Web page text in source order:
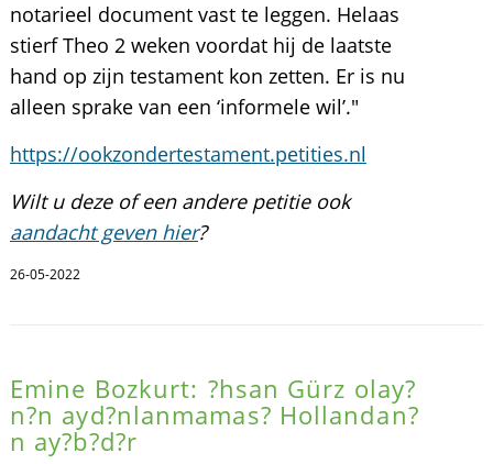
notarieel document vast te leggen. Helaas
stierf Theo 2 weken voordat hij de laatste
hand op zijn testament kon zetten. Er is nu
alleen sprake van een ‘informele wil’."
https://ookzondertestament.petities.nl
Wilt u deze of een andere petitie ook
aandacht geven hier?
26-05-2022
Emine Bozkurt: ?hsan Gürz olay?
n?n ayd?nlanmamas? Hollandan?
n ay?b?d?r